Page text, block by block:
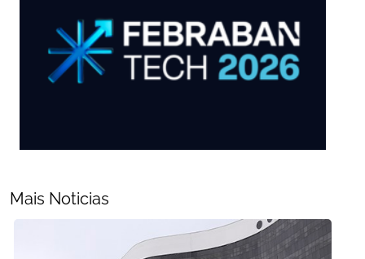
Mais Noticias